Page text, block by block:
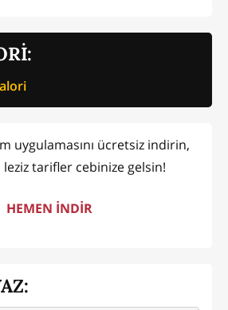
uygulamasını ücretsiz indirin,
tarifler cebinize gelsin!
HEMEN İNDİR